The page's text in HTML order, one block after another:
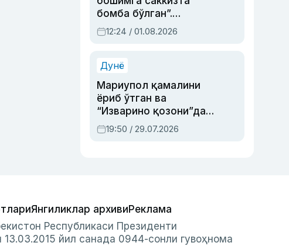
бомба бўлган”.
Абдулла Ориповни
сиёсий айбловлардан
12:24 / 01.08.2026
Дунё
Мариупол қамалини
ёриб ўтган ва
“Изварино қозони”дан
чиққан қаҳрамон —
Украина армияси бош
19:50 / 29.07.2026
Янгиликлар архивиРеклама
Республикаси Президенти
йил санада 0944-сонли гувоҳнома